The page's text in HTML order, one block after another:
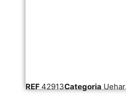
REF42913Categoria